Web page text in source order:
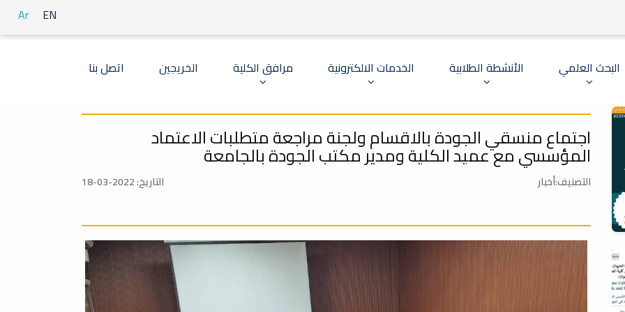
Ar EN
البحث العلمي الأنشطة الطلابية الخدمات الالكترونية مرافق الكلية الخريجين اتصل بنا
اجتماع منسقي الجودة بالاقسام ولجنة مراجعة متطلبات الاعتماد
المؤسسي مع عميد الكلية ومدير مكتب الجودة بالجامعة
التصنيف:أخبار التاريخ: 2022-03-18